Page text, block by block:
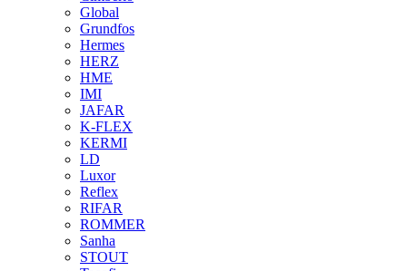
Global
Grundfos
Hermes
HERZ
HME
IMI
JAFAR
K-FLEX
KERMI
LD
Luxor
Reflex
RIFAR
ROMMER
Sanha
STOUT